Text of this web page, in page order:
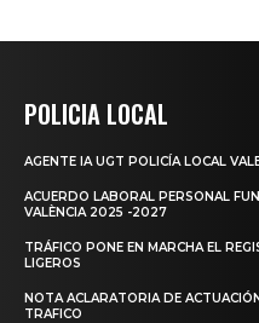
POLICIA LOCAL
AGENTE IA UGT POLICÍA LOCAL
ACUERDO LABORAL PERSONAL
VALÈNCIA 2025 -2027
TRÁFICO PONE EN MARCHA EL
LIGEROS
NOTA ACLARATORIA DE
TRAFICO